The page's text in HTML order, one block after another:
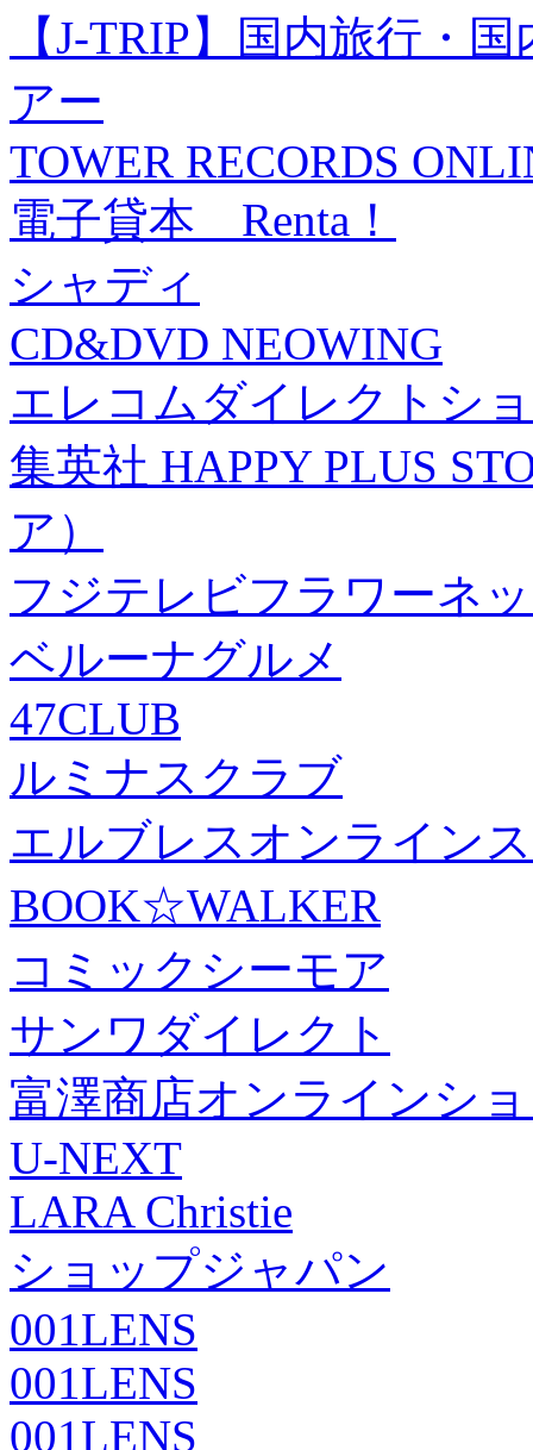
【J-TRIP】国内旅行・
アー
TOWER RECORDS
電子貸本 Renta！
シャディ
CD&DVD NEOWING
エレコムダイレクトシ
集英社 HAPPY PLUS
ア）
フジテレビフラワーネ
ベルーナグルメ
47CLUB
ルミナスクラブ
エルブレスオンライン
BOOK☆WALKER
コミックシーモア
サンワダイレクト
富澤商店オンラインシ
U-NEXT
LARA Christie
ショップジャパン
001LENS
001LENS
001LENS